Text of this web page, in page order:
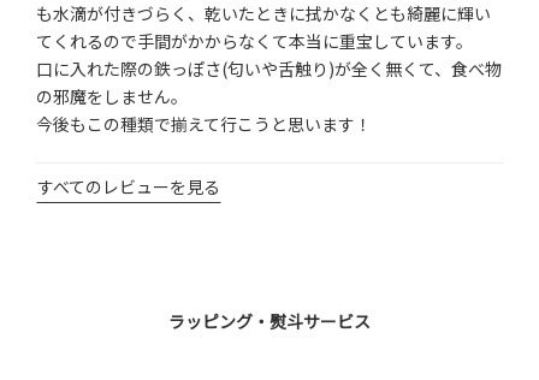
も水滴が付きづらく、乾いたときに拭かなくとも綺麗に輝い
てくれるので手間がかからなくて本当に重宝しています。
口に入れた際の鉄っぽさ(匂いや舌触り)が全く無くて、食べ物
の邪魔をしません。
今後もこの種類で揃えて行こうと思います！
すべてのレビューを見る
ラッピング・熨斗サービス